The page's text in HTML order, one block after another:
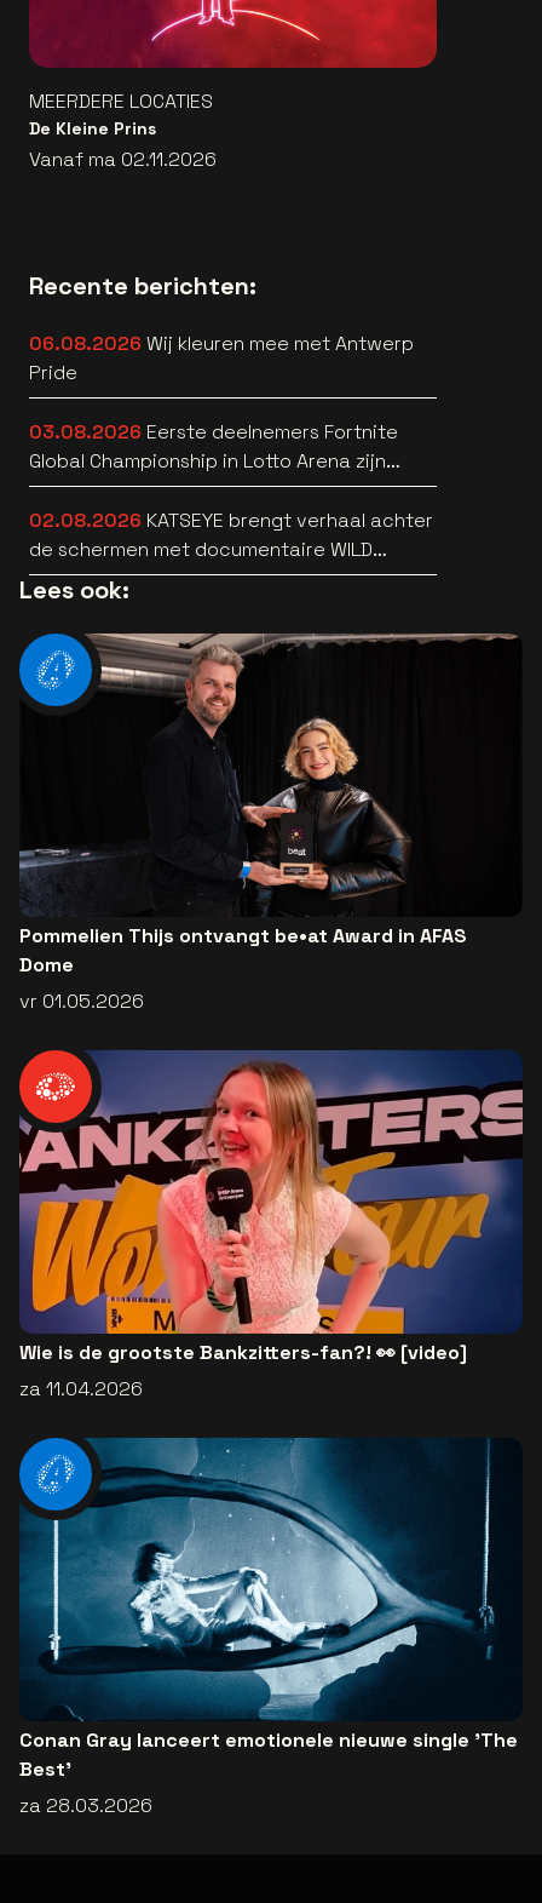
MEERDERE LOCATIES
De Kleine Prins
Vanaf ma 02.11.2026
Recente berichten:
06.08.2026 Wij kleuren mee met Antwerp
Pride
03.08.2026 Eerste deelnemers Fortnite
Global Championship in Lotto Arena zijn
bekend
02.08.2026 KATSEYE brengt verhaal achter
de schermen met documentaire WILD
HEARTS [trailer]
Lees ook:
Pommelien Thijs ontvangt be•at Award in AFAS
Dome
vr 01.05.2026
Wie is de grootste Bankzitters-fan?! 👀 [video]
za 11.04.2026
Conan Gray lanceert emotionele nieuwe single 'The
Best'
za 28.03.2026